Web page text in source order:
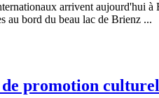
arrivent aujourd'hui
au bord du beau lac de Brienz ...
promotion